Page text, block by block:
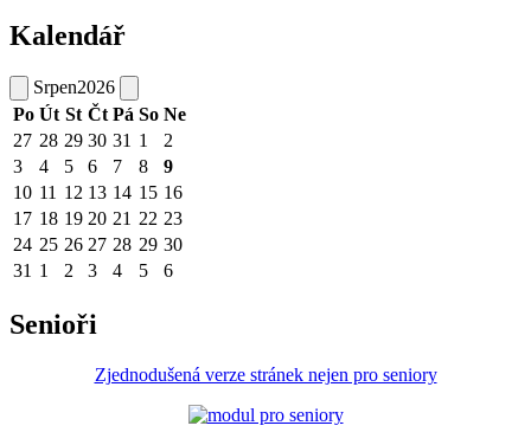
Kalendář
Srpen2026
Po Út St Čt Pá So Ne
27 28 29 30 31 1
2
3
4 5 6 7 8
9
10 11 12 13 14 15 16
17 18 19 20 21 22 23
24 25 26 27 28 29 30
31 1 2 3 4 5 6
Senioři
Zjednodušená verze stránek nejen pro seniory